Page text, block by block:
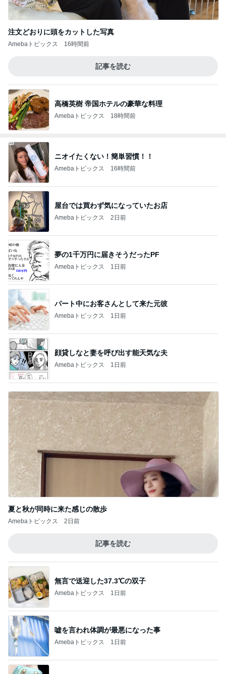
注文どおりに頭をカットした写真
Amebaトピックス 16時間前
記事を読む
高橋英樹 帝国ホテルの豪華な料理
Amebaトピックス 18時間前
ニオイたくない！簡単習慣！！
Amebaトピックス 16時間前
屋台では買わず気になっていたお店
Amebaトピックス 2日前
夢の1千万円に届きそうだったPF
Amebaトピックス 1日前
パート中にお客さんとして来た元彼
Amebaトピックス 1日前
顔貸しなと妻を呼び出す能天気な夫
Amebaトピックス 1日前
夏と秋が同時に来た感じの散歩
Amebaトピックス 2日前
記事を読む
無言で送迎した37.3℃の双子
Amebaトピックス 1日前
嘘を言われ体調が最悪になった事
Amebaトピックス 1日前